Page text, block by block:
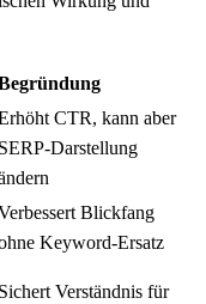
CTR, kann aber
SERP-Darstellung
Blickfang
Keyword-Ersatz
Sichert Verständnis für